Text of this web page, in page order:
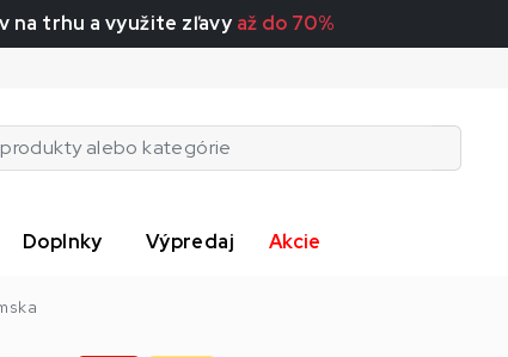
na trhu a využite zľavy až do 70%
Doplnky Výpredaj Akcie